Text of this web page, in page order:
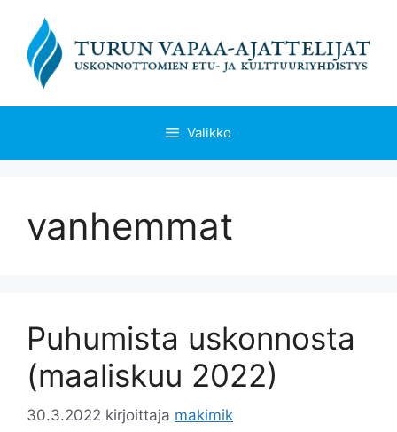
sisältöön
Valikko
vanhemmat
Puhumista uskonnosta
(maaliskuu 2022)
30.3.2022 kirjoittaja makimik